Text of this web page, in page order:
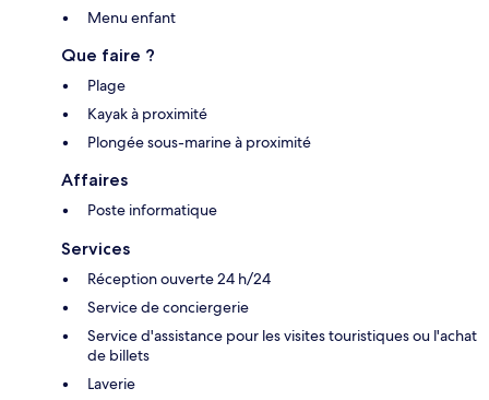
Menu enfant
Que faire ?
Plage
Kayak à proximité
Plongée sous-marine à proximité
Affaires
Poste informatique
Services
Réception ouverte 24 h/24
Service de conciergerie
Service d'assistance pour les visites touristiques ou l'achat
de billets
Laverie